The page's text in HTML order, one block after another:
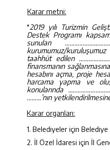
Karar metni:
“2019 yılı Turizmin
Destek Programı
sunulan
kurumumuz/
taahhüt edilen
finansmanın
hesabını açma, proje
harcama yapma ve
konularında
………’nın
Karar organları:
1. Belediyeler için Belediye
2. İl Özel İdaresi için İl